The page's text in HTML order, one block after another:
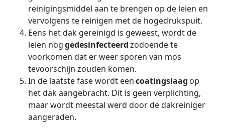
reinigingsmiddel aan te brengen op de leien en
vervolgens te reinigen met de hogedrukspuit.
Eens het dak gereinigd is geweest, wordt de
leien noggedesinfecteerdzodoende te
voorkomen dat er weer sporen van mos
tevoorschijn zouden komen.
In de laatste fase wordt eencoatingslaag op
het dak aangebracht. Dit is geen verplichting,
maar wordt meestal werd door de dakreiniger
aangeraden.